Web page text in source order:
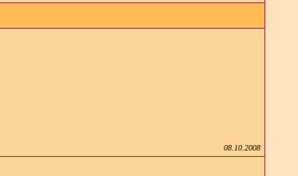
08.10.2008